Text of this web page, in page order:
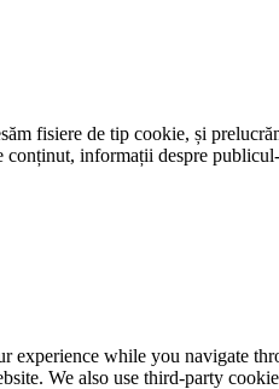
fisiere de tip cookie, și
conținut, informații despre
experience while you navigate
We also use third-party